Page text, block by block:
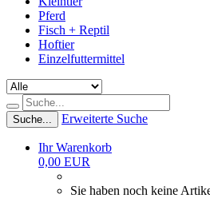
Pferd
Fisch + Reptil
Hoftier
Einzelfuttermittel
Suche... Erweiterte Suche
Ihr Warenkorb
0,00 EUR
Sie haben noch keine